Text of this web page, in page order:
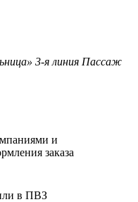
3-я линия Пассаж
и
заказа
в ПВЗ